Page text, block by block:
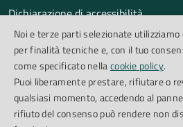
Dichiarazione di accessibilità
Obiettivi di accessibilità
Segnalazioni accessibilità
SEGUICI SU
Noi e terze parti selezionate
per finalità tecniche e, con il tuo
come specificato nellacookie policy.
Puoi liberamente prestare, rifiutare o
qualsiasi momento, accedendo al
rifiuto del consenso può rendere non